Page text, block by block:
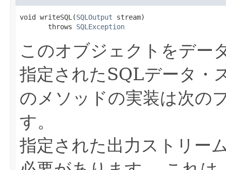
void writeSQL(SQLOutput stream)
       throws
SQLException
このオブジェクトをデー
指定されたSQLデータ・
のメソッドの実装は次の
す。
指定された出力ストリー